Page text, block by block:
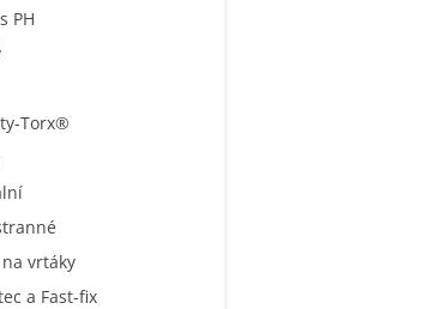
PH
Torx®
vrtáky
a Fast-fix